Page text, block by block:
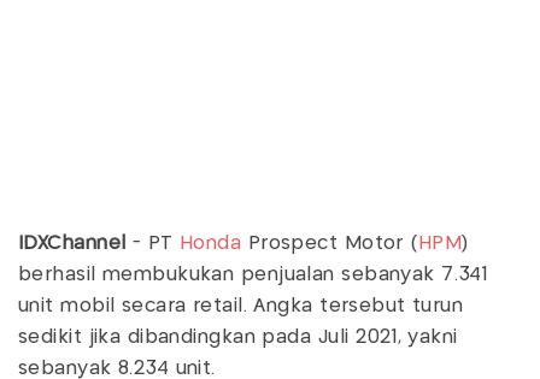
IDXChannel - PT Honda Prospect Motor ( HPM )
berhasil membukukan penjualan sebanyak 7.341
unit mobil secara retail. Angka tersebut turun
sedikit jika dibandingkan pada Juli 2021, yakni
sebanyak 8.234 unit.